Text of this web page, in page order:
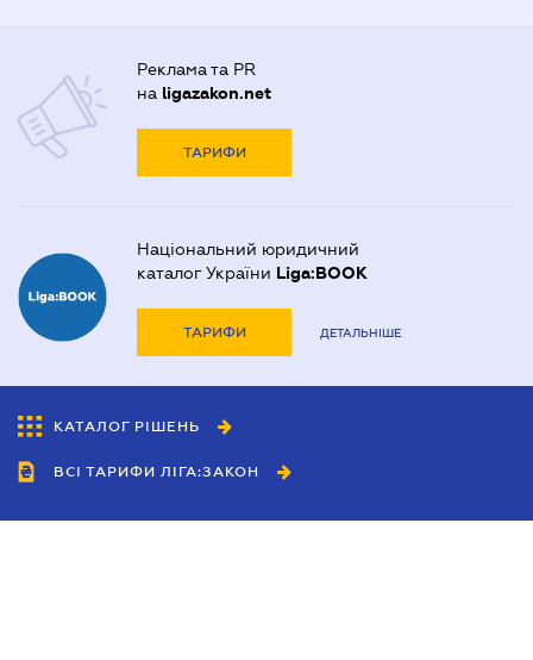
Реклама та PR
на ligazakon.net
ТАРИФИ
Національний юридичний
каталог України Liga:BOOK
ТАРИФИ ДЕТАЛЬНІШЕ
КАТАЛОГ РІШЕНЬ
ВСІ ТАРИФИ ЛІГА:ЗАКОН